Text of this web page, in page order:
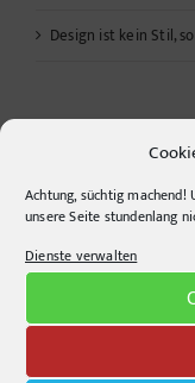
Achtung, süchtig machend!
unsere Seite stundenlang
Dienste verwalten
Design ist kein Stil,
Apple Podcast